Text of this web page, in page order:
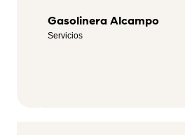
Fitness
Park
Gasolinera Alcampo
Servicios